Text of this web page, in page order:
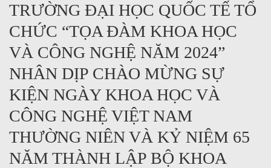
TRƯỜNG ĐẠI HỌC QUỐC TẾ TỔ
CHỨC “TỌA ĐÀM KHOA HỌC
VÀ CÔNG NGHỆ NĂM 2024”
NHÂN DỊP CHÀO MỪNG SỰ
KIỆN NGÀY KHOA HỌC VÀ
CÔNG NGHỆ VIỆT NAM
THƯỜNG NIÊN VÀ KỶ NIỆM 65
NĂM THÀNH LẬP BỘ KHOA